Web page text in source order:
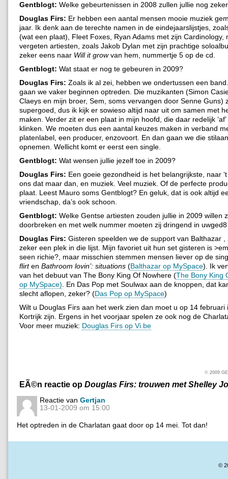
Gentblogt: Welke gebeurtenissen in 2008 zullen jullie nog
Douglas Firs: Er hebben een aantal mensen mooie muziek
jaar. Ik denk aan de terechte namen in de eindejaarslijstjes,
(wat een plaat), Fleet Foxes, Ryan Adams met zijn Cardinology,
vergeten artiesten, zoals Jakob Dylan met zijn prachtige
zeker eens naar Will it growvan hem, nummertje 5 op de cd.
Gentblogt: Wat staat er nog te gebeuren in 2009?
Douglas Firs: Zoals ik al zei, hebben we ondertussen een
gaan we vaker beginnen optreden. Die muzikanten (Simon
Claeys en mijn broer, Sem, soms vervangen door Senne Guns)
supergoed, dus ik kijk er sowieso altijd naar uit om samen met
maken. Verder zit er een plaat in mijn hoofd, die daar redelijk
klinken. We moeten dus een aantal keuzes maken in verband
platenlabel, een producer, enzovoort. En dan gaan we die
opnemen. Wellicht komt er eerst een single.
Gentblogt: Wat wensen jullie jezelf toe in 2009?
Douglas Firs: Een goeie gezondheid is het belangrijkste, naar
ons dat maar dan, en muziek. Veel muziek. Of de perfecte
plaat. Leest Mauro soms Gentblogt? En geluk, dat is ook altijd
vriendschap, da’s ook schoon.
Gentblogt: Welke Gentse artiesten zouden jullie in 2009 willen
doorbreken en met welk nummer moeten zij dringend in
Douglas Firs: Gisteren speelden we de support van Balthazar ,
zeker een plek in die lijst. Mijn favoriet uit hun set gisteren is
seen richie?, maar misschien stemmen mensen liever op de
flirten Bathroom lovin’: situations (Balthazar op MySpace). Ik
van het debuut van The Bony King Of Nowhere (The Bony King
op MySpace) . En Das Pop met Soulwax aan de knoppen, dat
slecht aflopen, zeker? (Das Pop op MySpace)
Wilt u Douglas Firs aan het werk zien dan moet u op 14 februari
Kortrijk zijn. Ergens in het voorjaar spelen ze ook nog de
Voor meer muziek: Douglas Firs op Vi.be
© 2009
EÃ©n reactie op Douglas Firs: trouwen met Shelley
Reactie van Gertjan
13-01-2009 om 15:00
Het optreden in de Charlatan gaat door op 14 mei. Tot dan!
©